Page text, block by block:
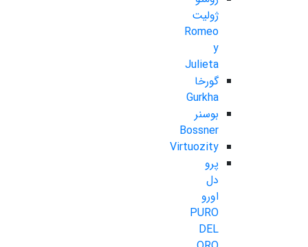
ژولیت
Romeo
y
Julieta
گورخا
Gurkha
بوسنر
Bossner
Virtuozity
پرو
دل
اورو
PURO
DEL